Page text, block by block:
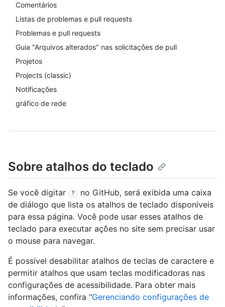
Comentários
Listas de problemas e pull requests
Problemas e pull requests
Guia "Arquivos alterados" nas solicitações de pull
Projetos
Projects (classic)
Notificações
gráfico de rede
Sobre atalhos do teclado
Se você digitar ?
no GitHub, será exibida uma caixa
de diálogo que lista os atalhos de teclado disponíveis
para essa página. Você pode usar esses atalhos de
teclado para executar ações no site sem precisar usar
o mouse para navegar.
É possível desabilitar atalhos de teclas de caractere e
permitir atalhos que usam teclas modificadoras nas
configurações de acessibilidade. Para obter mais
informações, confira "Gerenciando configurações de